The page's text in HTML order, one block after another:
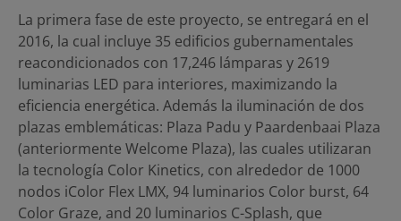
La primera fase de este proyecto, se entregará en el
2016, la cual incluye 35 edificios gubernamentales
reacondicionados con 17,246 lámparas y 2619
luminarias LED para interiores, maximizando la
eficiencia energética. Además la iluminación de dos
plazas emblemáticas: Plaza Padu y Paardenbaai Plaza
(anteriormente Welcome Plaza), las cuales utilizaran
la tecnología Color Kinetics, con alrededor de 1000
nodos iColor Flex LMX, 94 luminarios Color burst, 64
Color Graze, and 20 luminarios C-Splash, que